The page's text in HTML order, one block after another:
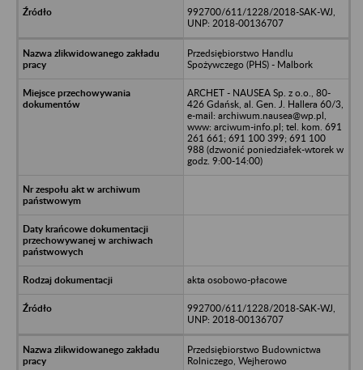
992700/611/1228/2018-SAK-WJ,
UNP: 2018-00136707
Przedsiębiorstwo Handlu
Spożywczego (PHS) - Malbork
ARCHET - NAUSEA Sp. z o.o., 80-
426 Gdańsk, al. Gen. J. Hallera 60/3,
e-mail: archiwum.nausea@wp.pl,
www: arciwum-info.pl; tel. kom. 691
261 661; 691 100 399; 691 100
988 (dzwonić poniedziałek-wtorek w
godz. 9:00-14:00)
akta osobowo-płacowe
992700/611/1228/2018-SAK-WJ,
UNP: 2018-00136707
Przedsiębiorstwo Budownictwa
Rolniczego, Wejherowo